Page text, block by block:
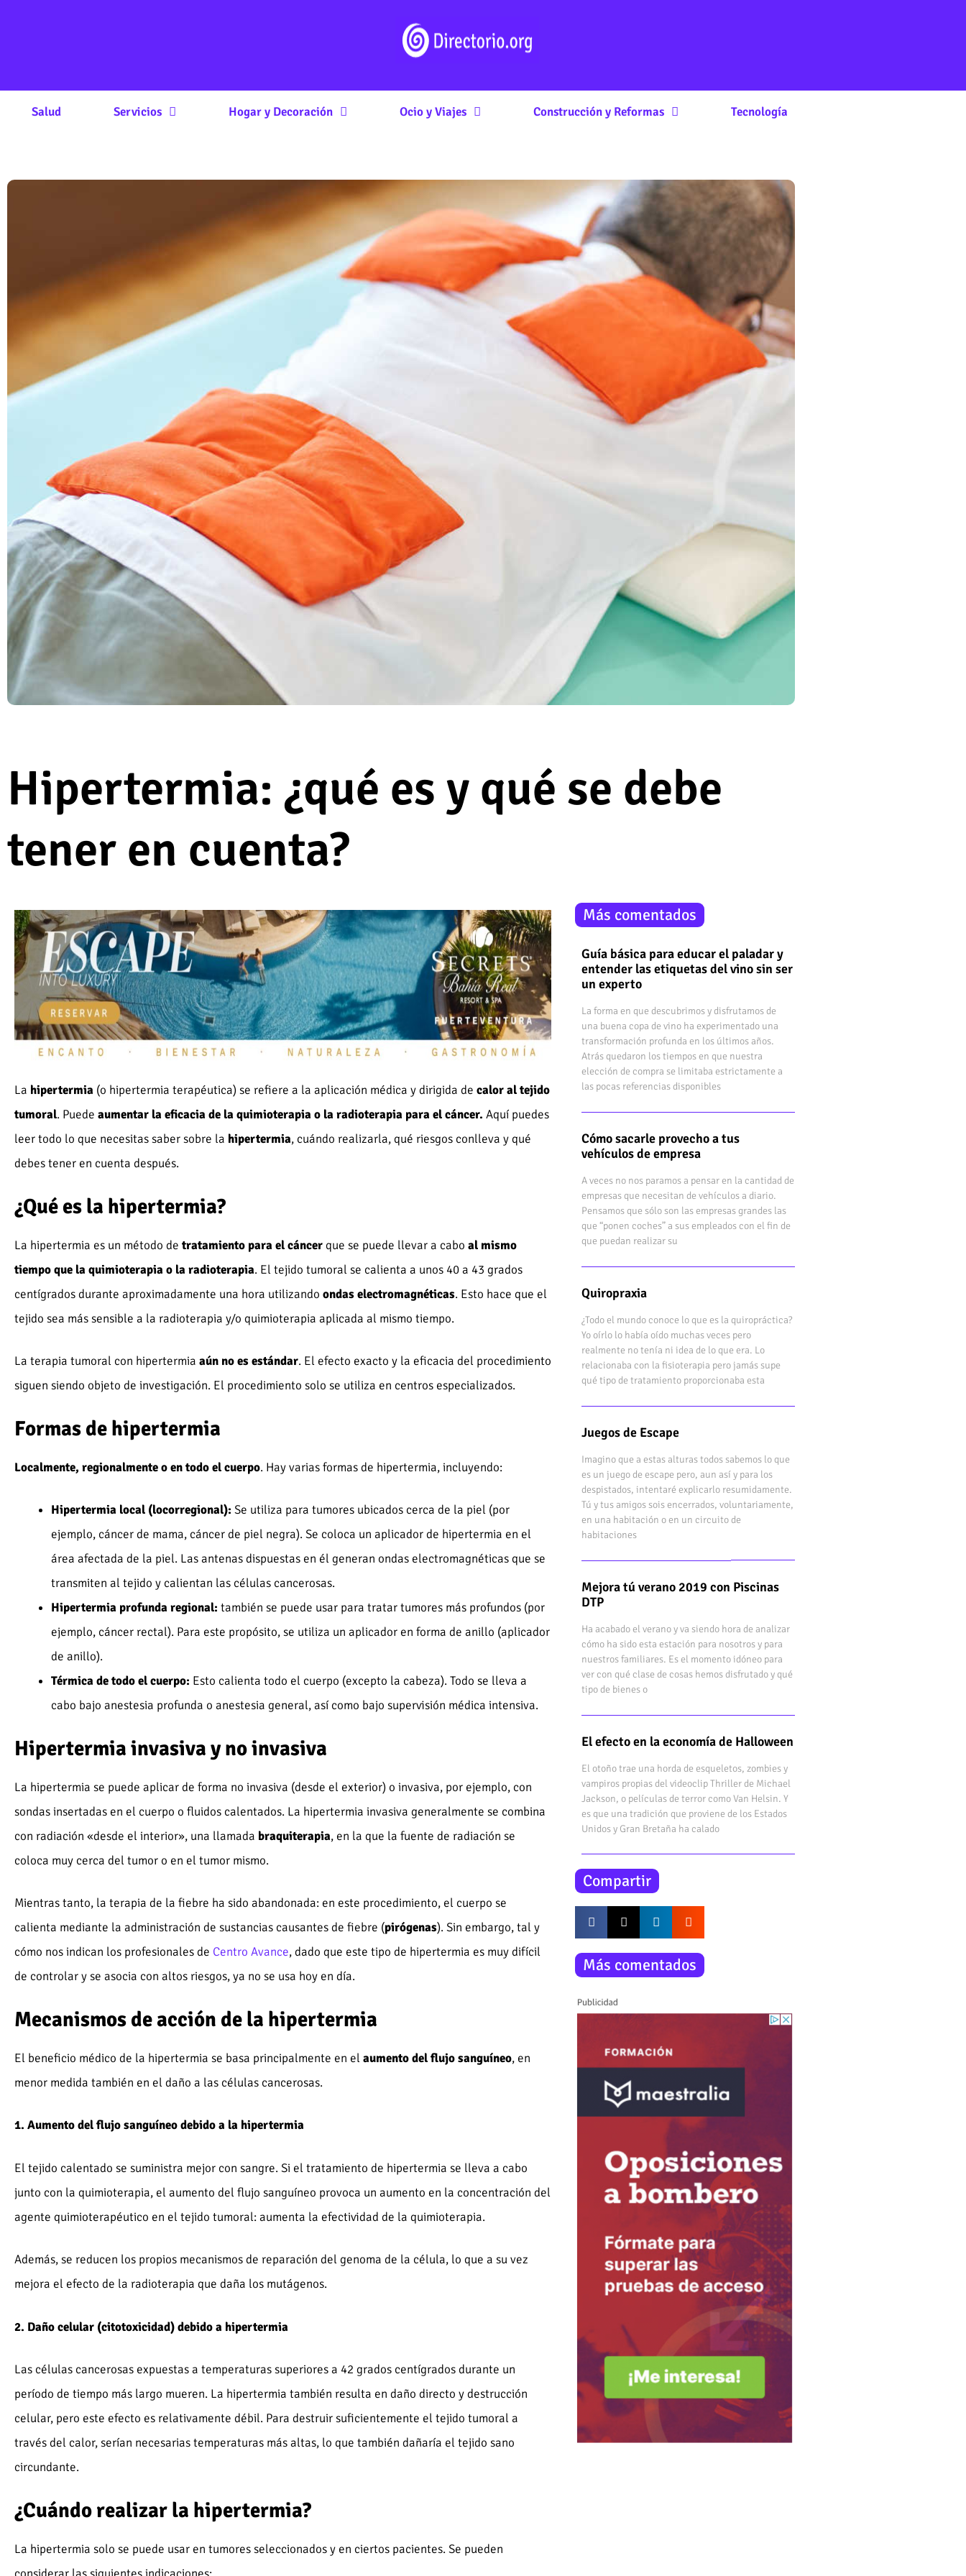
Salud Servicios Hogar y Decoración Ocio y Viajes Construcción y Reformas Tecnología
Hipertermia: ¿qué es y qué se debe
tener en cuenta?
La hipertermia (o hipertermia terapéutica) se refiere a la aplicación médica y dirigida de calor al tejido
tumoral. Puede aumentar la eficacia de la quimioterapia o la radioterapia para el cáncer. Aquí puedes
leer todo lo que necesitas saber sobre la hipertermia, cuándo realizarla, qué riesgos conlleva y qué
debes tener en cuenta después.
¿Qué es la hipertermia?
La hipertermia es un método de tratamiento para el cáncerque se puede llevar a cabo al mismo
tiempo que la quimioterapia o la radioterapia. El tejido tumoral se calienta a unos 40 a 43 grados
centígrados durante aproximadamente una hora utilizando ondas electromagnéticas. Esto hace que el
tejido sea más sensible a la radioterapia y/o quimioterapia aplicada al mismo tiempo.
La terapia tumoral con hipertermia aún no es estándar. El efecto exacto y la eficacia del procedimiento
siguen siendo objeto de investigación. El procedimiento solo se utiliza en centros especializados.
Formas de hipertermia
Localmente, regionalmente o en todo el cuerpo. Hay varias formas de hipertermia, incluyendo:
Hipertermia local (locorregional): Se utiliza para tumores ubicados cerca de la piel (por
ejemplo, cáncer de mama, cáncer de piel negra). Se coloca un aplicador de hipertermia en el
área afectada de la piel. Las antenas dispuestas en él generan ondas electromagnéticas que se
transmiten al tejido y calientan las células cancerosas.
Hipertermia profunda regional: también se puede usar para tratar tumores más profundos (por
ejemplo, cáncer rectal). Para este propósito, se utiliza un aplicador en forma de anillo (aplicador
de anillo).
Térmica de todo el cuerpo: Esto calienta todo el cuerpo (excepto la cabeza). Todo se lleva a
cabo bajo anestesia profunda o anestesia general, así como bajo supervisión médica intensiva.
Hipertermia invasiva y no invasiva
La hipertermia se puede aplicar de forma no invasiva (desde el exterior) o invasiva, por ejemplo, con
sondas insertadas en el cuerpo o fluidos calentados. La hipertermia invasiva generalmente se combina
con radiación «desde el interior», una llamada braquiterapia, en la que la fuente de radiación se
coloca muy cerca del tumor o en el tumor mismo.
Mientras tanto, la terapia de la fiebre ha sido abandonada: en este procedimiento, el cuerpo se
calienta mediante la administración de sustancias causantes de fiebre (pirógenas). Sin embargo, tal y
cómo nos indican los profesionales de Centro Avance, dado que este tipo de hipertermia es muy difícil
de controlar y se asocia con altos riesgos, ya no se usa hoy en día.
Mecanismos de acción de la hipertermia
El beneficio médico de la hipertermia se basa principalmente en elaumento del flujo sanguíneo, en
menor medida también en el daño a las células cancerosas.
1. Aumento del flujo sanguíneo debido a la hipertermia
El tejido calentado se suministra mejor con sangre. Si el tratamiento de hipertermia se lleva a cabo
junto con la quimioterapia, el aumento del flujo sanguíneo provoca un aumento en la concentración del
agente quimioterapéutico en el tejido tumoral: aumenta la efectividad de la quimioterapia.
Además, se reducen los propios mecanismos de reparación del genoma de la célula, lo que a su vez
mejora el efecto de la radioterapia que daña los mutágenos.
2. Daño celular (citotoxicidad) debido a hipertermia
Las células cancerosas expuestas a temperaturas superiores a 42 grados centígrados durante un
período de tiempo más largo mueren. La hipertermia también resulta en daño directo y destrucción
celular, pero este efecto es relativamente débil. Para destruir suficientemente el tejido tumoral a
través del calor, serían necesarias temperaturas más altas, lo que también dañaría el tejido sano
circundante.
¿Cuándo realizar la hipertermia?
La hipertermia solo se puede usar en tumores seleccionados y en ciertos pacientes. Se pueden
Más comentados
Guía básica para educar el paladar y
entender las etiquetas del vino sin ser
un experto
La forma en que descubrimos y disfrutamos de
una buena copa de vino ha experimentado una
transformación profunda en los últimos años.
Atrás quedaron los tiempos en que nuestra
elección de compra se limitaba estrictamente a
las pocas referencias disponibles
Cómo sacarle provecho a tus
vehículos de empresa
A veces no nos paramos a pensar en la cantidad de
empresas que necesitan de vehículos a diario.
Pensamos que sólo son las empresas grandes las
que “ponen coches” a sus empleados con el fin de
que puedan realizar su
Quiropraxia
¿Todo el mundo conoce lo que es la quiropráctica?
Yo oírlo lo había oído muchas veces pero
realmente no tenía ni idea de lo que era. Lo
relacionaba con la fisioterapia pero jamás supe
qué tipo de tratamiento proporcionaba esta
Juegos de Escape
Imagino que a estas alturas todos sabemos lo que
es un juego de escape pero, aun así y para los
despistados, intentaré explicarlo resumidamente.
Tú y tus amigos sois encerrados, voluntariamente,
en una habitación o en un circuito de
habitaciones
Mejora tú verano 2019 con Piscinas
DTP
Ha acabado el verano y va siendo hora de analizar
cómo ha sido esta estación para nosotros y para
nuestros familiares. Es el momento idóneo para
ver con qué clase de cosas hemos disfrutado y qué
tipo de bienes o
El efecto en la economía de Halloween
El otoño trae una horda de esqueletos, zombies y
vampiros propias del videoclip Thriller de Michael
Jackson, o películas de terror como Van Helsin. Y
es que una tradición que proviene de los Estados
Unidos y Gran Bretaña ha calado
Compartir
Más comentados